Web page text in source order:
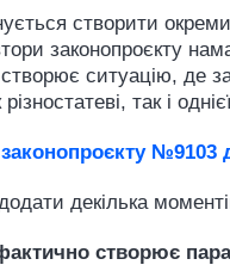
створити
законопроєкту
створює ситуацію, де
так і
№9103
декілька
створює